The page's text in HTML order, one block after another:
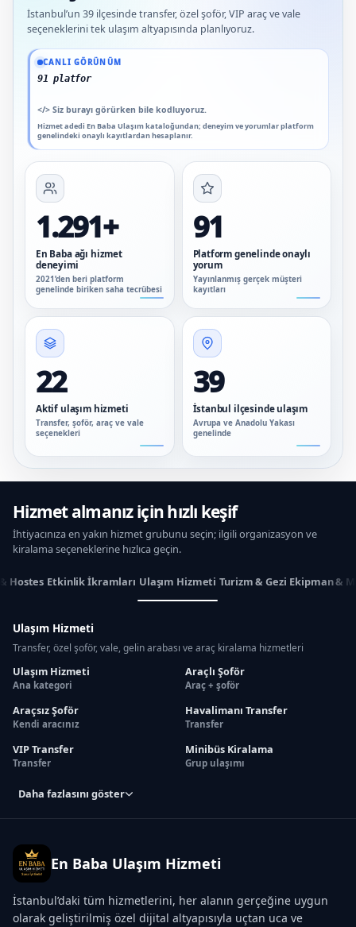
İstanbul’un 39 ilçesinde transfer, özel şoför, VIP araç ve vale
seçeneklerini tek ulaşım altyapısında planlıyoruz.
CANLI GÖRÜNÜM
91 platform genelinde onaylı
</> Siz burayı görürken bile kodluyoruz.
Hizmet adedi En Baba Ulaşım kataloğundan; deneyim ve yorumlar platform
genelindeki onaylı kayıtlardan hesaplanır.
Güncel veriler: 1.291+ En Baba ağı hizmet deneyimi; 91 platform genelinde
1.291+
En Baba ağı hizmet
deneyimi
2021’den beri platform
genelinde biriken saha tecrübesi
91
Platform genelinde onaylı
yorum
Yayınlanmış gerçek müşteri
kayıtları
22
Aktif ulaşım hizmeti
Transfer, şoför, araç ve vale
seçenekleri
39
İstanbul ilçesinde ulaşım
Avrupa ve Anadolu Yakası
genelinde
Hizmet almanız için hızlı keşif
İhtiyacınıza en yakın hizmet grubunu seçin; ilgili organizasyon ve
kiralama seçeneklerine hızlıca geçin.
Hostes Etkinlik İkramları Ulaşım Hizmeti Turizm & Gezi Ekipman &
Ulaşım Hizmeti
Transfer, özel şoför, vale, gelin arabası ve araç kiralama hizmetleri
Ulaşım Hizmeti
Ana kategori
Araçlı Şoför
Araç + şoför
Araçsız Şoför
Kendi aracınız
Havalimanı Transfer
Transfer
VIP Transfer
Transfer
Minibüs Kiralama
Grup ulaşımı
Daha fazlasını göster
En Baba Ulaşım Hizmeti
İstanbul’daki tüm hizmetlerini, her alanın gerçeğine uygun
olarak geliştirilmiş özel dijital altyapısıyla uçtan uca ve